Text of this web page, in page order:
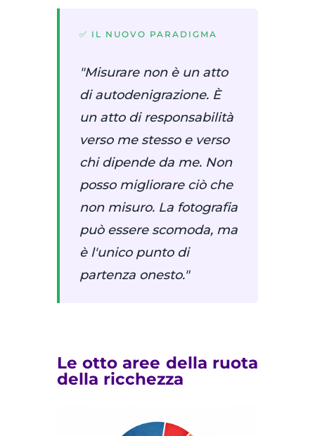
✅ IL NUOVO PARADIGMA
"Misurare non è un atto
di autodenigrazione. È
un atto di responsabilità
verso me stesso e verso
chi dipende da me. Non
posso migliorare ciò che
non misuro. La fotografia
può essere scomoda, ma
è l'unico punto di
partenza onesto."
Le otto aree della ruota
della ricchezza